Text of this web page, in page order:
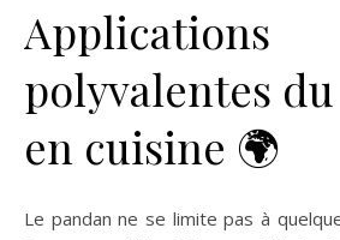
Applications
polyvalentes
en cuisine 🌍
Le pandan ne se limite pas à